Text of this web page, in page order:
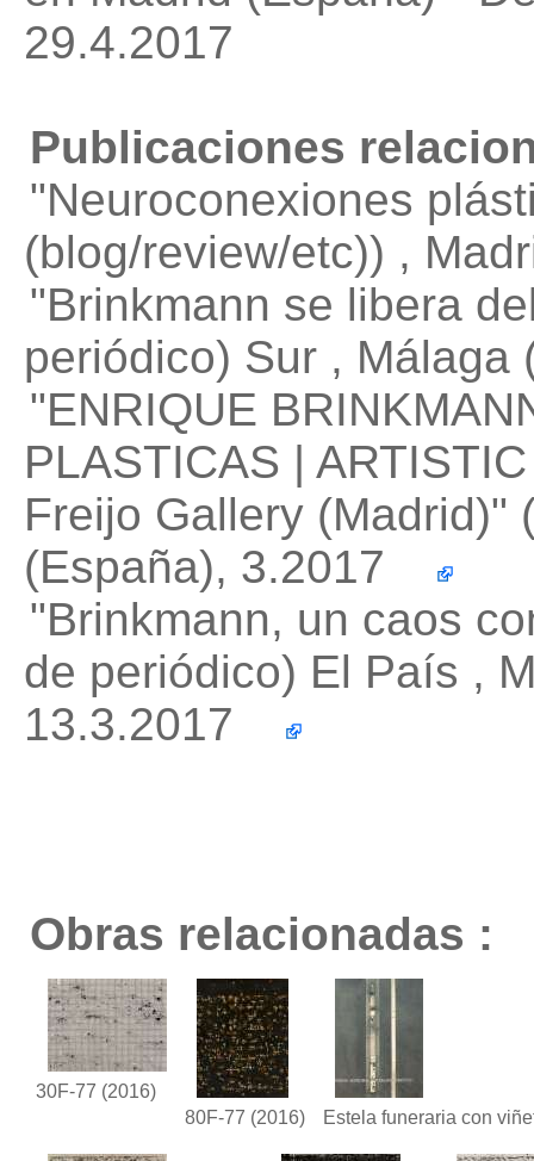
29.4.2017
Publicaciones
"Neuroconexiones
(blog/review/etc)) ,
"Brinkmann se libera
periódico) Sur ,
"ENRIQUE
PLASTICAS |
Freijo Gallery (Madrid)"
(España), 3.2017
"Brinkmann, un caos
de periódico) El País ,
13.3.2017
Obras relacionadas :
30F-77 (2016)
80F-77 (2016) Estela funeraria con